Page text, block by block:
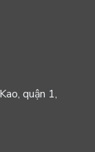
quận 1,